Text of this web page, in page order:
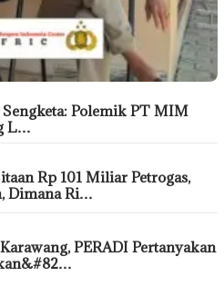
Polemik PT MIM
L…
Rp 101 Miliar Petrogas,
Dimana Ri…
PERADI Pertanyakan